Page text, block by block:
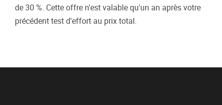
de 30 %. Cette offre n'est valable qu'un an après votre
précédent test d'effort au prix total.